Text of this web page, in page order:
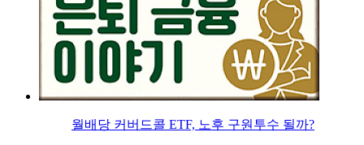
월배당 커버드콜 ETF, 노후 구원투수 될까?